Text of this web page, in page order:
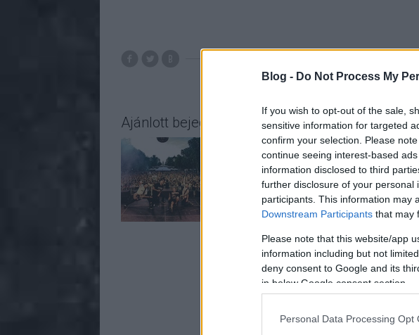
Blog - Do Not Process My
If you wish to opt-out of the sale,
sensitive information for targeted
confirm your selection. Please
continue seeing interest-based
information disclosed to third
further disclosure of your personal
participants. This information may
Downstream Participants that may
Please note that this website/app
information including but not
deny consent to Google and its
in below Google consent section.
Personal Data Processing Opt
Ajánlott bejegyzések:
A bejegyzés trackback
https://rockstation.blog.hu/api/